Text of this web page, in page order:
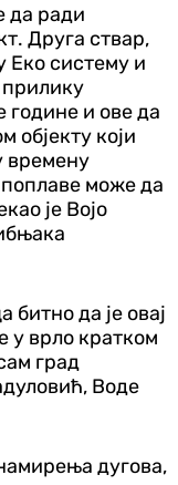
да ради
Друга ствар,
Еко систему и
године и ове да
објекту који
времену
може да
је Војо
битно да је овај
у врло кратком
град
Воде
дугова,